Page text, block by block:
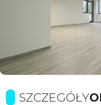
SZCZEGÓŁY